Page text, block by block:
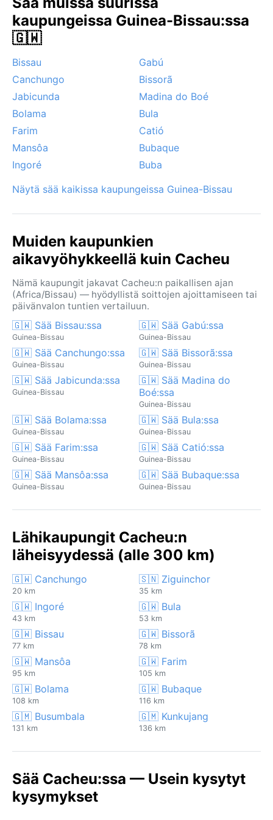
heikentää näkyvyyttä ja aiheuttaa pölyisiä päiviä.
Rankkasateiden aikana tulvat ovat mahdollisia, ja
kosteus nousee hyvin korkeaksi. Trooppiset myrskyt
eivät ole yleisiä, mutta sadekauden alussa voi
esiintyä ukkosmyrskyjä. Cacheun ilmasto vaatii
sopeutumista, mutta kuiva kausi tarjoaa parhaat
olosuhteet tutustua kaupungin rikkaaseen historiaan
kaupungeissa Guinea-Bissau:ssa
🇬🇼
Bissau
Gabú
Canchungo
Bissorã
Jabicunda
Madina do Boé
Bolama
Bula
Farim
Catió
Mansôa
Bubaque
Ingoré
Buba
Näytä sää kaikissa kaupungeissa Guinea-Bissau
Muiden kaupunkien
aikavyöhykkeellä kuin Cacheu
Nämä kaupungit jakavat Cacheu:n paikallisen ajan
(Africa/Bissau) — hyödyllistä soittojen ajoittamiseen tai
päivänvalon tuntien vertailuun.
🇬🇼 Sää Bissau:ssa
Guinea-Bissau
🇬🇼 Sää Gabú:ssa
Guinea-Bissau
🇬🇼 Sää Canchungo:ssa
Guinea-Bissau
🇬🇼 Sää Bissorã:ssa
Guinea-Bissau
🇬🇼 Sää Jabicunda:ssa
Guinea-Bissau
🇬🇼 Sää Madina do
Boé:ssa
Guinea-Bissau
🇬🇼 Sää Bolama:ssa
Guinea-Bissau
🇬🇼 Sää Bula:ssa
Guinea-Bissau
🇬🇼 Sää Farim:ssa
Guinea-Bissau
🇬🇼 Sää Catió:ssa
Guinea-Bissau
🇬🇼 Sää Mansôa:ssa
Guinea-Bissau
🇬🇼 Sää Bubaque:ssa
Guinea-Bissau
Lähikaupungit Cacheu:n
läheisyydessä (alle 300 km)
🇬🇼 Canchungo
20 km
🇸🇳 Ziguinchor
35 km
🇬🇼 Ingoré
43 km
🇬🇼 Bula
53 km
🇬🇼 Bissau
77 km
🇬🇼 Bissorã
78 km
🇬🇼 Mansôa
95 km
🇬🇼 Farim
105 km
🇬🇼 Bolama
108 km
🇬🇼 Bubaque
116 km
🇬🇲 Busumbala
131 km
🇬🇲 Kunkujang
136 km
Sää Cacheu:ssa — Usein kysytyt
kysymykset